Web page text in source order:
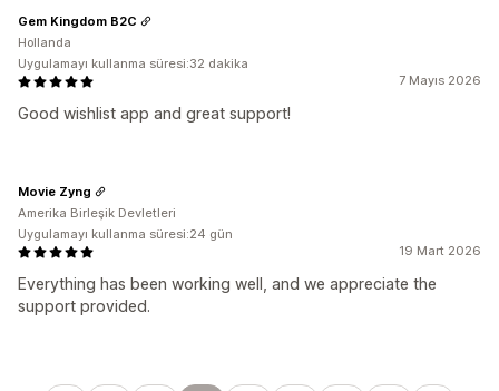
7 Mayıs 2026
Good wishlist app and great support!
Gem Kingdom B2C
Hollanda
Uygulamayı kullanma süresi:32 dakika
19 Mart 2026
Everything has been working well, and we appreciate the
support provided.
Movie Zyng
Amerika Birleşik Devletleri
Uygulamayı kullanma süresi:24 gün